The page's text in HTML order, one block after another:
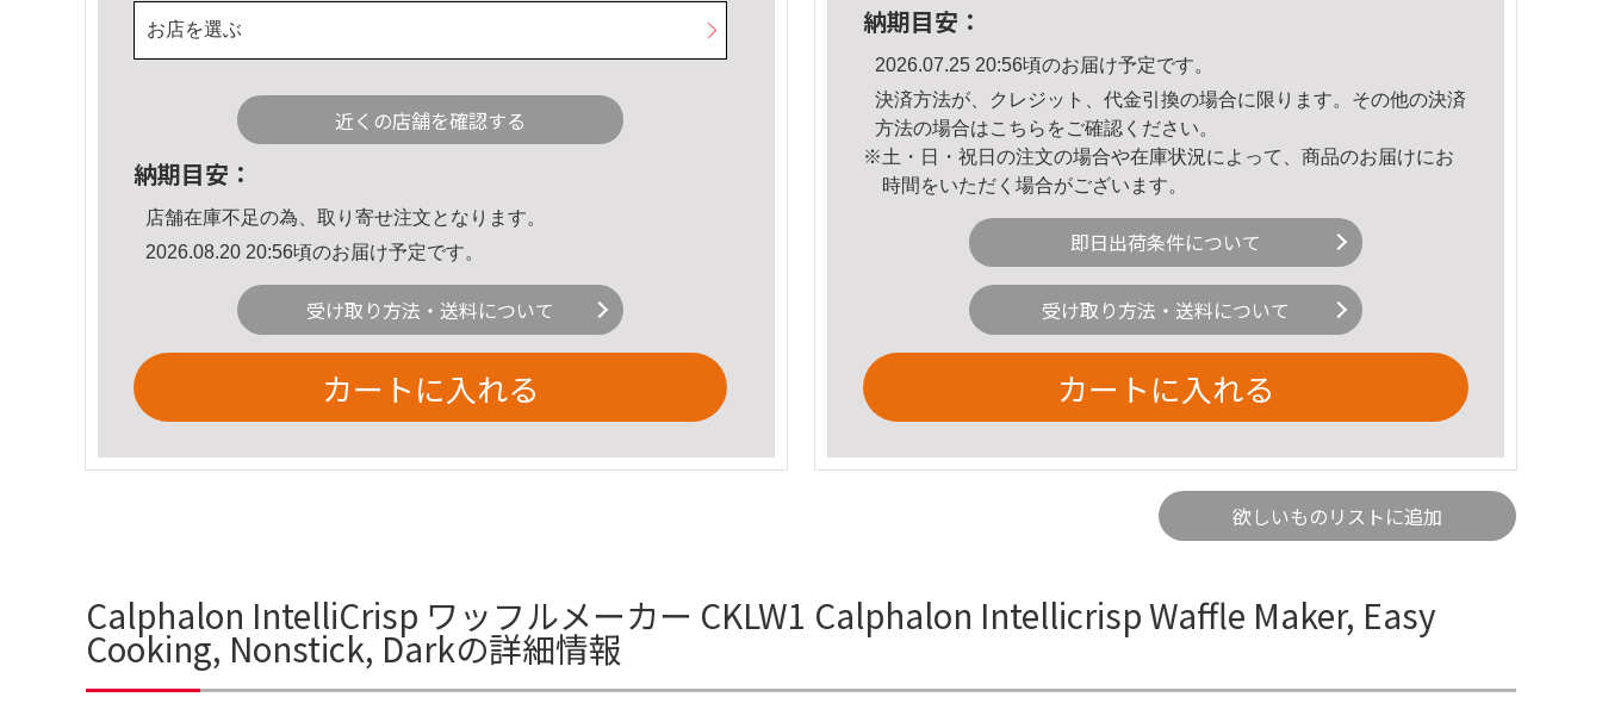
お店を選ぶ
近くの店舗を確認する
納期目安：
店舗在庫不足の為、取り寄せ注文となります。
2026.08.20 20:56頃のお届け予定です。
受け取り方法・送料について
カートに入れる
納期目安：
2026.07.25 20:56頃のお届け予定です。
決済方法が、クレジット、代金引換の場合に限ります。その他の決済
方法の場合はこちら をご確認ください。
※土・日・祝日の注文の場合や在庫状況によって、商品のお届けにお
時間をいただく場合がございます。
即日出荷条件について
受け取り方法・送料について
カートに入れる
欲しいものリストに追加
Calphalon IntelliCrisp ワッフルメーカー CKLW1 Calphalon Intellicrisp Waffle Maker, Easy
Cooking, Nonstick, Darkの詳細情報